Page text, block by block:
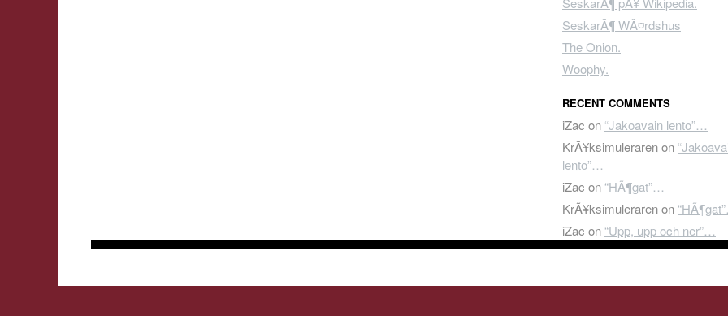
SeskarÃ¶ WÃ¤rdshus
The Onion.
Woophy.
RECENT COMMENTS
iZac on “Jakoavain lento”…
KrÃ¥ksimulerarenon
lento”…
iZac on “HÃ¶gat”…
KrÃ¥ksimulerarenon
iZac on “Upp, upp och ner”…